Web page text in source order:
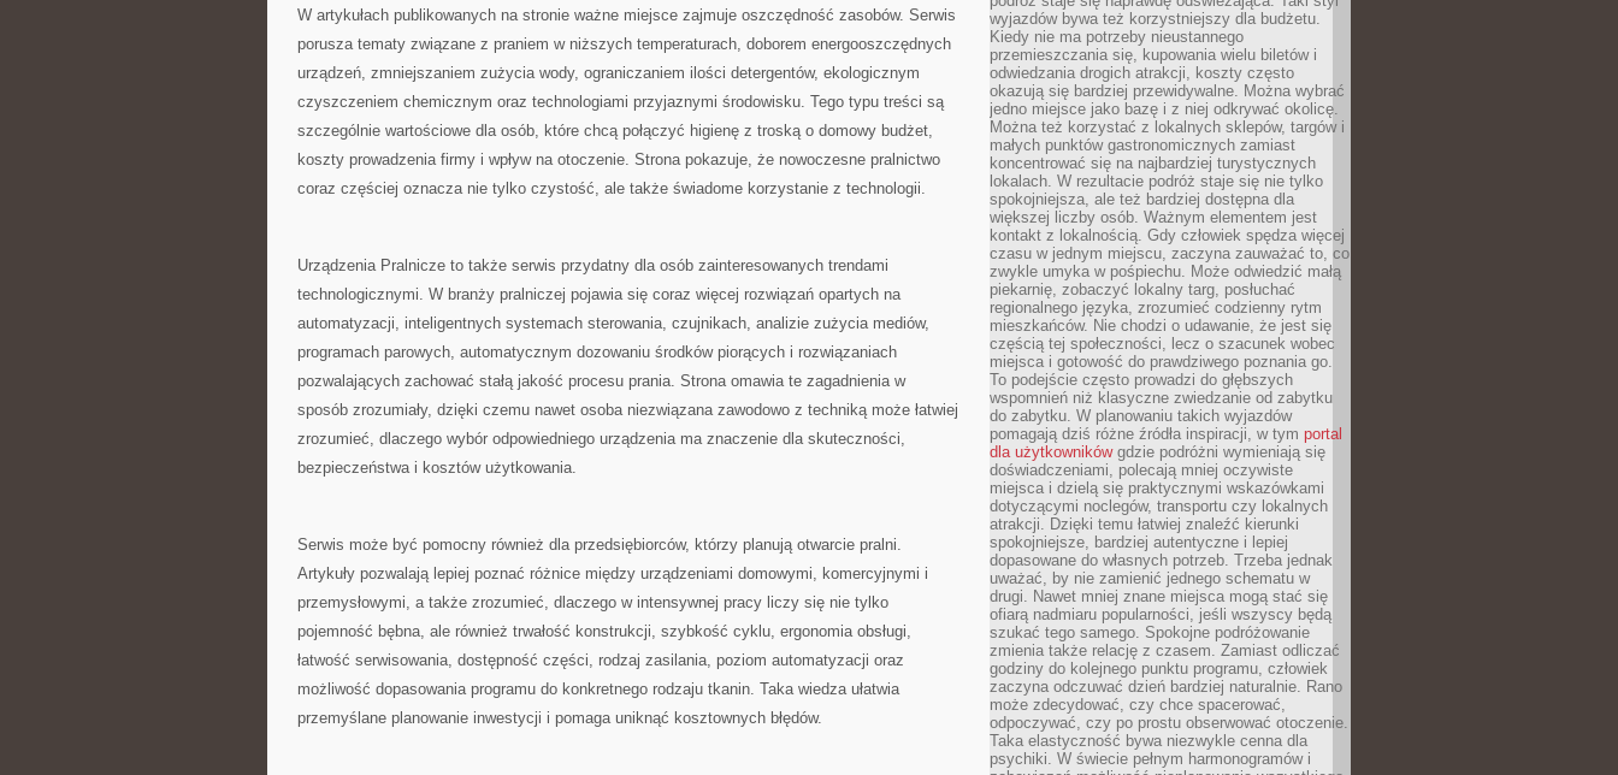
W artykułach publikowanych na stronie ważne miejsce zajmuje oszczędność zasobów. Serwis
porusza tematy związane z praniem w niższych temperaturach, doborem energooszczędnych
urządzeń, zmniejszaniem zużycia wody, ograniczaniem ilości detergentów, ekologicznym
czyszczeniem chemicznym oraz technologiami przyjaznymi środowisku. Tego typu treści są
szczególnie wartościowe dla osób, które chcą połączyć higienę z troską o domowy budżet,
koszty prowadzenia firmy i wpływ na otoczenie. Strona pokazuje, że nowoczesne pralnictwo
coraz częściej oznacza nie tylko czystość, ale także świadome korzystanie z technologii.
Urządzenia Pralnicze to także serwis przydatny dla osób zainteresowanych trendami
technologicznymi. W branży pralniczej pojawia się coraz więcej rozwiązań opartych na
automatyzacji, inteligentnych systemach sterowania, czujnikach, analizie zużycia mediów,
programach parowych, automatycznym dozowaniu środków piorących i rozwiązaniach
pozwalających zachować stałą jakość procesu prania. Strona omawia te zagadnienia w
sposób zrozumiały, dzięki czemu nawet osoba niezwiązana zawodowo z techniką może łatwiej
zrozumieć, dlaczego wybór odpowiedniego urządzenia ma znaczenie dla skuteczności,
bezpieczeństwa i kosztów użytkowania.
Serwis może być pomocny również dla przedsiębiorców, którzy planują otwarcie pralni.
Artykuły pozwalają lepiej poznać różnice między urządzeniami domowymi, komercyjnymi i
przemysłowymi, a także zrozumieć, dlaczego w intensywnej pracy liczy się nie tylko
pojemność bębna, ale również trwałość konstrukcji, szybkość cyklu, ergonomia obsługi,
łatwość serwisowania, dostępność części, rodzaj zasilania, poziom automatyzacji oraz
możliwość dopasowania programu do konkretnego rodzaju tkanin. Taka wiedza ułatwia
przemyślane planowanie inwestycji i pomaga uniknąć kosztownych błędów.
wyjazdów bywa też korzystniejszy dla budżetu.
Kiedy nie ma potrzeby nieustannego
przemieszczania się, kupowania wielu biletów i
odwiedzania drogich atrakcji, koszty często
okazują się bardziej przewidywalne. Można wybrać
jedno miejsce jako bazę i z niej odkrywać okolicę.
Można też korzystać z lokalnych sklepów, targów i
małych punktów gastronomicznych zamiast
koncentrować się na najbardziej turystycznych
lokalach. W rezultacie podróż staje się nie tylko
spokojniejsza, ale też bardziej dostępna dla
większej liczby osób. Ważnym elementem jest
kontakt z lokalnością. Gdy człowiek spędza więcej
czasu w jednym miejscu, zaczyna zauważać to, co
zwykle umyka w pośpiechu. Może odwiedzić małą
piekarnię, zobaczyć lokalny targ, posłuchać
regionalnego języka, zrozumieć codzienny rytm
mieszkańców. Nie chodzi o udawanie, że jest się
częścią tej społeczności, lecz o szacunek wobec
miejsca i gotowość do prawdziwego poznania go.
To podejście często prowadzi do głębszych
wspomnień niż klasyczne zwiedzanie od zabytku
do zabytku. W planowaniu takich wyjazdów
pomagają dziś różne źródła inspiracji, w tym portal
dla użytkownikówgdzie podróżni wymieniają się
doświadczeniami, polecają mniej oczywiste
miejsca i dzielą się praktycznymi wskazówkami
dotyczącymi noclegów, transportu czy lokalnych
atrakcji. Dzięki temu łatwiej znaleźć kierunki
spokojniejsze, bardziej autentyczne i lepiej
dopasowane do własnych potrzeb. Trzeba jednak
uważać, by nie zamienić jednego schematu w
drugi. Nawet mniej znane miejsca mogą stać się
ofiarą nadmiaru popularności, jeśli wszyscy będą
szukać tego samego. Spokojne podróżowanie
zmienia także relację z czasem. Zamiast odliczać
godziny do kolejnego punktu programu, człowiek
zaczyna odczuwać dzień bardziej naturalnie. Rano
może zdecydować, czy chce spacerować,
odpoczywać, czy po prostu obserwować otoczenie.
Taka elastyczność bywa niezwykle cenna dla
psychiki. W świecie pełnym harmonogramów i